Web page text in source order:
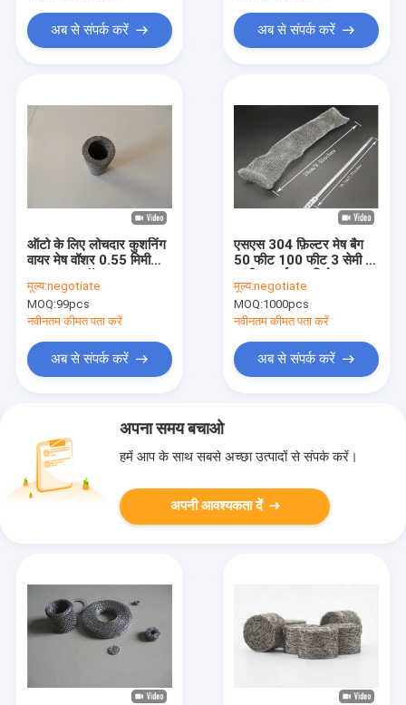
अब से संपर्क करें अब से संपर्क करें
ऑटो के लिए लोचदार कुशनिंग
वायर मेष वॉशर 0.55 मिमी
उपकरण
मूल्य:negotiate
MOQ:99pcs
नवीनतम कीमत पता करें
अब से संपर्क करें
एसएस 304 फ़िल्टर मेष बैग
50 फीट 100 फीट 3 सेमी -
मूल्य:negotiate
MOQ:1000pcs
नवीनतम कीमत पता करें
अब से संपर्क करें
अपना समय बचाओ
हमें आप के साथ सबसे अच्छा उत्पादों से संपर्क करें।
अपनी आवश्यकता दें